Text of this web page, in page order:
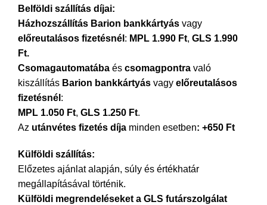
Belföldi szállítás díjai:
Házhozszállítás Barion bankkártyás vagy
előreutalásos fizetésnél : MPL 1.990 Ft, GLS 1.990
Ft.
Csomagautomatába és csomagpontra való
kiszállítás Barion bankkártyás vagy előreutalásos
fizetésnél :
MPL 1.050 Ft, GLS 1.250 Ft.
Az utánvétes fizetés díja minden esetben: +650 Ft
Külföldi szállítás:
Előzetes ajánlat alapján, súly és értékhatár
megállapításával történik.
Külföldi megrendeléseket a GLS futárszolgálat